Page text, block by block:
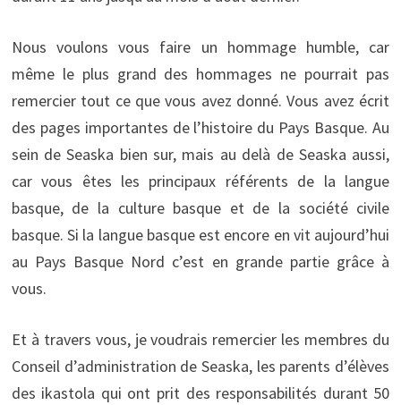
Nous voulons vous faire un hommage humble, car
même le plus grand des hommages ne pourrait pas
remercier tout ce que vous avez donné. Vous avez écrit
des pages importantes de l’histoire du Pays Basque. Au
sein de Seaska bien sur, mais au delà de Seaska aussi,
car vous êtes les principaux référents de la langue
basque, de la culture basque et de la société civile
basque. Si la langue basque est encore en vit aujourd’hui
au Pays Basque Nord c’est en grande partie grâce à
vous.
Et à travers vous, je voudrais remercier les membres du
Conseil d’administration de Seaska, les parents d’élèves
des ikastola qui ont prit des responsabilités durant 50